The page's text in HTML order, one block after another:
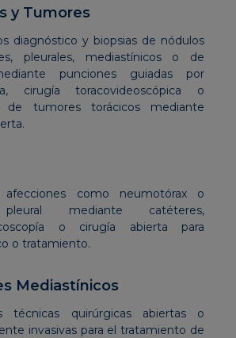
y Tumores
diagnóstico y biopsias de nódulos
pleurales, mediastínicos o de
punciones guiadas por
cirugía toracovideoscópica o
de tumores torácicos mediante
afecciones como neumotórax o
mediante catéteres,
o cirugía abierta para
o tratamiento.
Mediastínicos
técnicas quirúrgicas abiertas o
invasivas para el tratamiento de